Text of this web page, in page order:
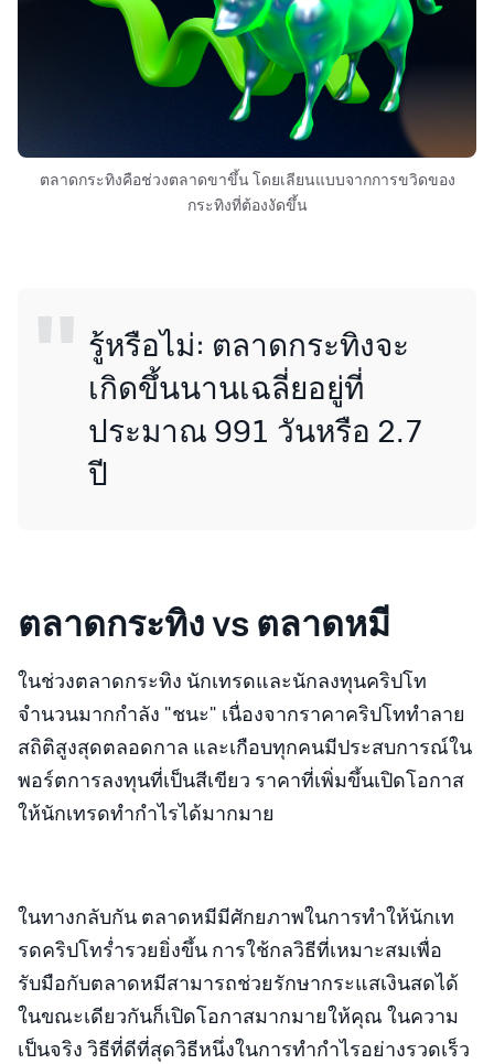
ตลาดกระทิงคือช่วงตลาดขาขึ้น โดยเลียนแบบจากการขวิดของ
กระทิงที่ต้องงัดขึ้น
รู้หรือไม่: ตลาดกระทิงจะ
เกิดขึ้นนานเฉลี่ยอยู่ที่
ประมาณ 991 วันหรือ 2.7
ปี
ตลาดกระทิง vs ตลาดหมี
ในช่วงตลาดกระทิง นักเทรดและนักลงทุนคริปโท
จำนวนมากกำลัง "ชนะ" เนื่องจากราคาคริปโททำลาย
สถิติสูงสุดตลอดกาล และเกือบทุกคนมีประสบการณ์ใน
พอร์ตการลงทุนที่เป็นสีเขียว ราคาที่เพิ่มขึ้นเปิดโอกาส
ให้นักเทรดทำกำไรได้มากมาย
ในทางกลับกัน ตลาดหมีมีศักยภาพในการทำให้นักเท
รดคริปโทร่ำรวยยิ่งขึ้น การใช้กลวิธีที่เหมาะสมเพื่อ
รับมือกับตลาดหมีสามารถช่วยรักษากระแสเงินสดได้
ในขณะเดียวกันก็เปิดโอกาสมากมายให้คุณ ในความ
เป็นจริง วิธีที่ดีที่สุดวิธีหนึ่งในการทำกำไรอย่างรวดเร็ว